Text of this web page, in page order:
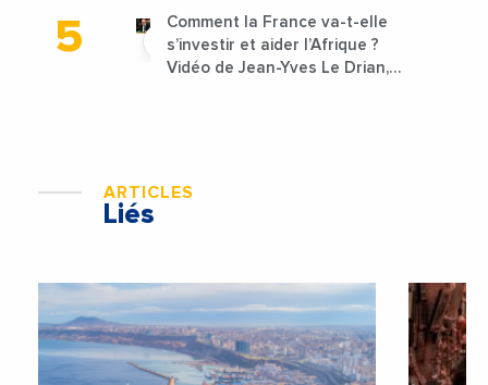
Comment la France va-t-elle
s’investir et aider l’Afrique ?
Vidéo de Jean-Yves Le Drian,
ARTICLES
Liés